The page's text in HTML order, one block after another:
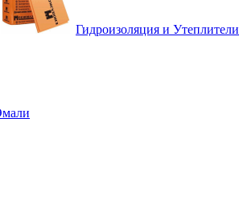
Гидроизоляция и Утеплители